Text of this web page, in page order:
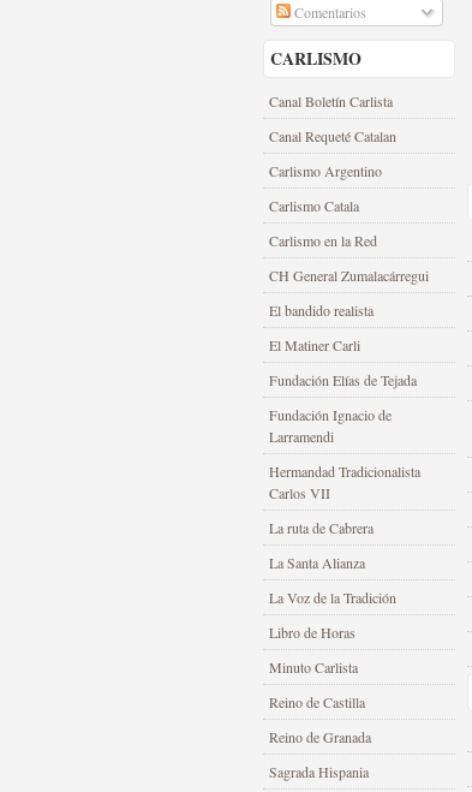
Comentarios
CARLISMO
Canal Boletín Carlista
Canal Requeté Catalan
Carlismo Argentino
Carlismo Catala
Carlismo en la Red
CH General Zumalacárregui
El bandido realista
El Matiner Carli
Fundación Elías de Tejada
Fundación Ignacio de
Larramendi
Hermandad Tradicionalista
Carlos VII
La ruta de Cabrera
La Santa Alianza
La Voz de la Tradición
Libro de Horas
Minuto Carlista
Reino de Castilla
Reino de Granada
Sagrada Hispania